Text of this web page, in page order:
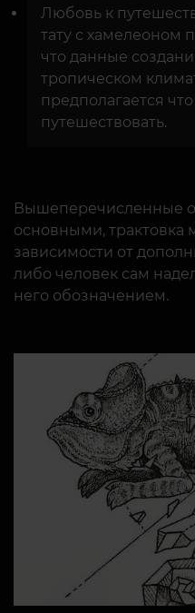
Любовь к
тату с хамелеоном
что данные
тропическом
предполагается
путешествовать.
Вышеперечисленные
основными, трактовка
зависимости от
либо человек сам
него обозначением.